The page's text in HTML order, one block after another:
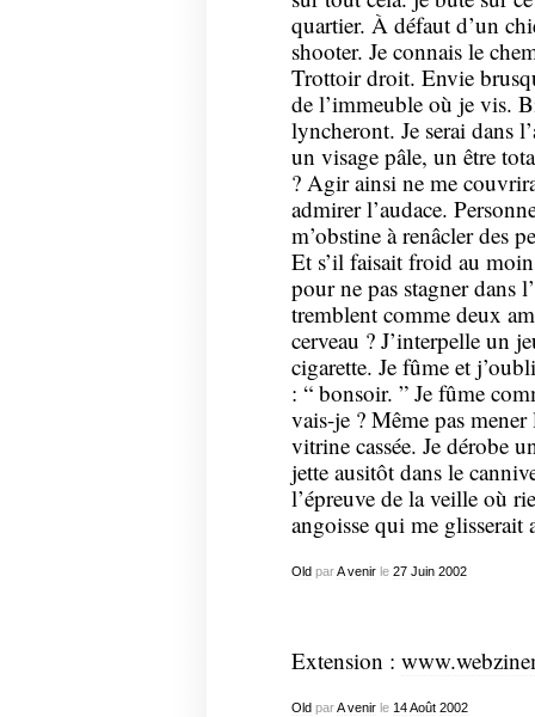
quartier. À défaut d’un
shooter. Je connais le
Trottoir droit. Envie
de l’immeuble où je vis.
lyncheront. Je serai dans
un visage pâle, un être
? Agir ainsi ne me
admirer l’audace.
m’obstine à renâcler des
Et s’il faisait froid au
pour ne pas stagner dans
tremblent comme deux
cerveau ? J’interpelle un
cigarette. Je fûme et
: “ bonsoir. ” Je fûme
vais-je ? Même pas
vitrine cassée. Je dérobe
jette ausitôt dans le
l’épreuve de la veille où
angoisse qui me
Old parA venirle 27 Juin 2002
Extension :
Old parA venirle 14 Août 2002